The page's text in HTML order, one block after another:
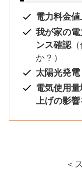
電力料金
我が家の
ンス確認（
か？）
太陽光発
電気使用
上げの影
＜